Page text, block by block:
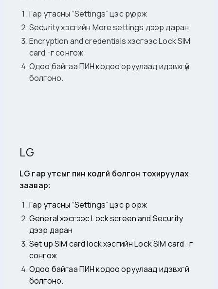
Гар утасны “Settings” цэс рүү орж
Security хэсгийн More settings дээр даран
Encryption and credentials хэсгээс Lock SIM
card -г сонгож
Одоо байгаа ПИН кодоо оруулаад идэвхгүй
болгоно.
LG
LG гар утсыг пин кодгүй болгон тохируулах
заавар:
Гар утасны “Settings” цэс рүү орж
General хэсгээс Lock screen and Security
дээр даран
Set up SIM card lock хэсгийн Lock SIM card -г
сонгож
Одоо байгаа ПИН кодоо оруулаад идэвхгүй
болгоно.